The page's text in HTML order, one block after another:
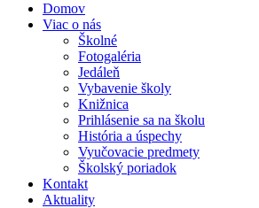
Domov
Viac o nás
Školné
Fotogaléria
Jedáleň
Vybavenie školy
Knižnica
Prihlásenie sa na školu
História a úspechy
Vyučovacie predmety
Školský poriadok
Kontakt
Aktuality